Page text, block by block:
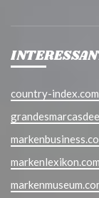
country-index.com
markenlexikon.com